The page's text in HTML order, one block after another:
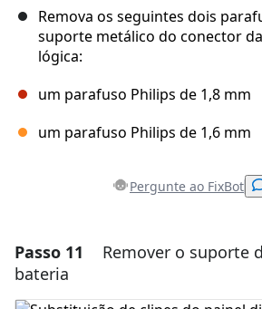
Remova os seguintes dois
suporte metálico do conector
lógica:
um parafuso Philips de 1,8 mm
um parafuso Philips de 1,6 mm
Pergunte ao FixBot
Adicionar um
Comentar
Passo 11
Remover o suporte
bateria